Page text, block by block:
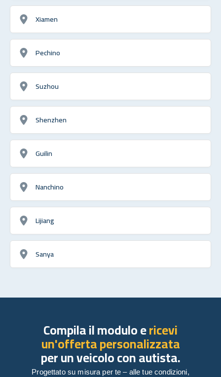
Xiamen
Pechino
Suzhou
Shenzhen
Guilin
Nanchino
Lijiang
Sanya
Compila il modulo ericevi
un'offerta personalizzata
per un veicolo con autista.
Progettato su misura per te – alle tue condizioni,